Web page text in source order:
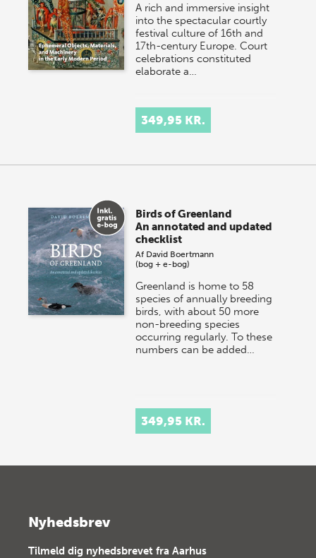
A rich and immersive insight
into the spectacular courtly
festival culture of 16th and
17th-century Europe. Court
celebrations constituted
elaborate a…
349,95 KR.
Birds of Greenland
An annotated and updated
checklist
Af David Boertmann
(bog + e-bog)
Greenland is home to 58
species of annually breeding
birds, with about 50 more
non-breeding species
occurring regularly. To these
numbers can be added…
349,95 KR.
Nyhedsbrev
Tilmeld dig nyhedsbrevet fra Aarhus